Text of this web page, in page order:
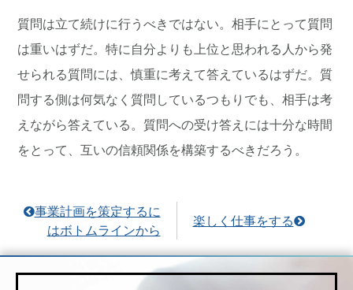
質問は立て続けに行うべきではない。相手にとって質問
は重いはずだ。特に自分よりも上位と思われる人から発
せられる質問には、慎重に考えて答えているはずだ。質
問する側は何気なく質問しているつもりでも、相手は考
えながら答えている。質問への受け答えには十分な時間
をとって、互いの信頼関係を構築するべきだろう。
事業計画を策定するに
はボトムラインから
楽しく仕事をする